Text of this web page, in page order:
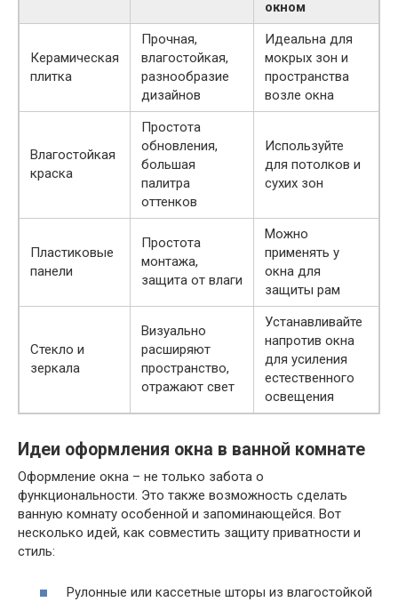
окном
Керамическая
плитка
Прочная,
влагостойкая,
разнообразие
дизайнов
Идеальна для
мокрых зон и
пространства
возле окна
Влагостойкая
краска
Простота
обновления,
большая
палитра
оттенков
Используйте
для потолков и
сухих зон
Пластиковые
панели
Простота
монтажа,
защита от влаги
Можно
применять у
окна для
защиты рам
Стекло и
зеркала
Визуально
расширяют
пространство,
отражают свет
Устанавливайте
напротив окна
для усиления
естественного
освещения
Идеи оформления окна в ванной комнате
Оформление окна – не только забота о
функциональности. Это также возможность сделать
ванную комнату особенной и запоминающейся. Вот
несколько идей, как совместить защиту приватности и
стиль:
Рулонные или кассетные шторы из влагостойкой